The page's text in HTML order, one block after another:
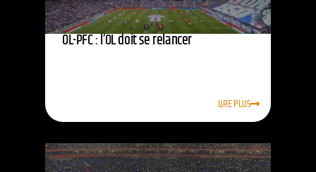
OL-PFC : l’OL doit se relancer
LIRE PLUS